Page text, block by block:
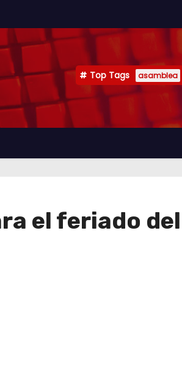
Top Tags asamblea
el feriado